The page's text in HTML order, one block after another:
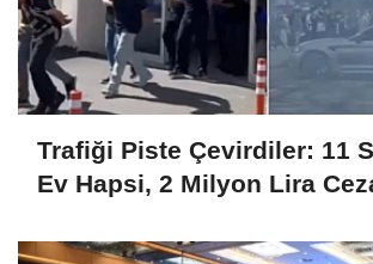
Trafiği Piste Çevirdiler: 11
Ev Hapsi, 2 Milyon Lira